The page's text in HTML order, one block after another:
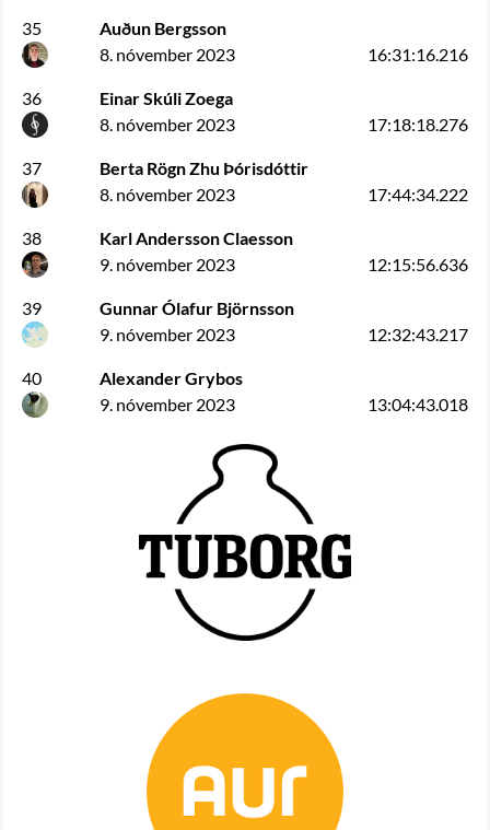
35
Auðun Bergsson
8. nóvember 2023
16:31:16.216
36
Einar Skúli Zoega
8. nóvember 2023
17:18:18.276
37
Berta Rögn Zhu Þórisdóttir
8. nóvember 2023
17:44:34.222
38
Karl Andersson Claesson
9. nóvember 2023
12:15:56.636
39
Gunnar Ólafur Björnsson
9. nóvember 2023
12:32:43.217
40
Alexander Grybos
9. nóvember 2023
13:04:43.018